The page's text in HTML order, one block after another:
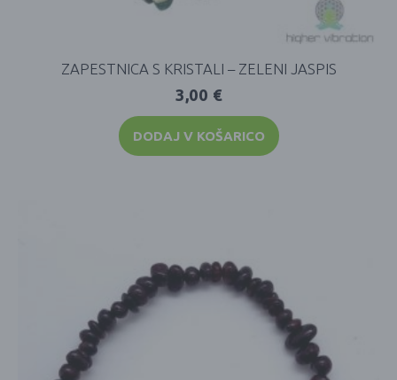
ZAPESTNICA S KRISTALI – ZELENI JASPIS
3,00 €
DODAJ V KOŠARICO